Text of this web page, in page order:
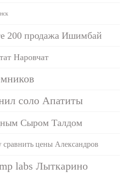
200 продажа Ишимбай
Наровчат
соло Апатиты
Сыром Талдом
цены Александров
labs Лыткарино